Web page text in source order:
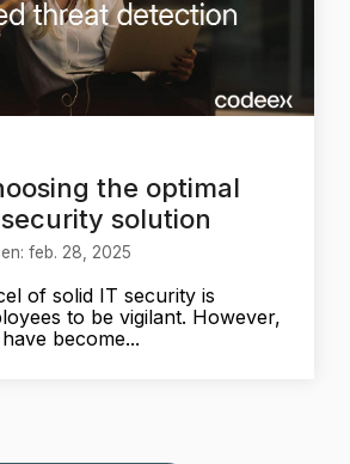
the optimal
solution
feb. 28, 2025
of solid IT security is
to be vigilant. However,
become...